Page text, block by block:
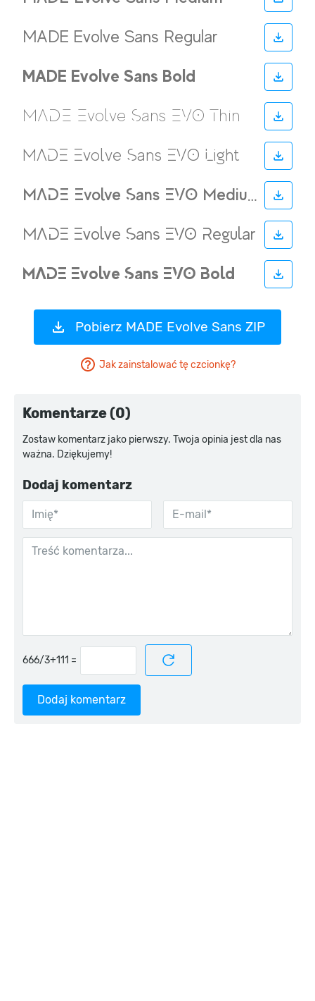
Pobierz MADE Evolve Sans ZIP
Jak zainstalować tę czcionkę?
Komentarze (0)
Zostaw komentarz jako pierwszy. Twoja opinia jest dla nas
ważna. Dziękujemy!
Dodaj komentarz
=
Dodaj komentarz